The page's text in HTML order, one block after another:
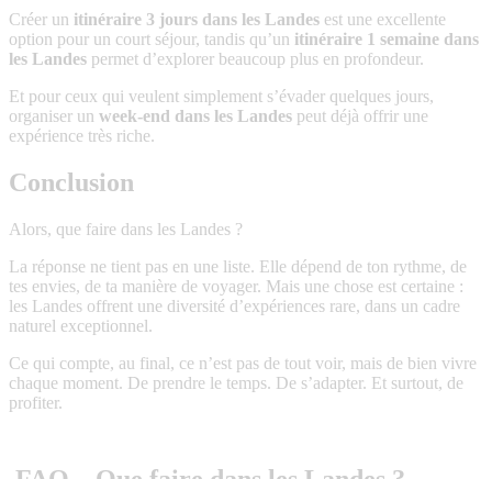
Créer un itinéraire 3 jours dans les Landes est une excellente
option pour un court séjour, tandis qu’un itinéraire 1 semaine dans
les Landes permet d’explorer beaucoup plus en profondeur.
Et pour ceux qui veulent simplement s’évader quelques jours,
organiser un week-end dans les Landes peut déjà offrir une
expérience très riche.
Conclusion
Alors, que faire dans les Landes ?
La réponse ne tient pas en une liste. Elle dépend de ton rythme, de
tes envies, de ta manière de voyager. Mais une chose est certaine :
les Landes offrent une diversité d’expériences rare, dans un cadre
naturel exceptionnel.
Ce qui compte, au final, ce n’est pas de tout voir, mais de bien vivre
chaque moment. De prendre le temps. De s’adapter. Et surtout, de
profiter.